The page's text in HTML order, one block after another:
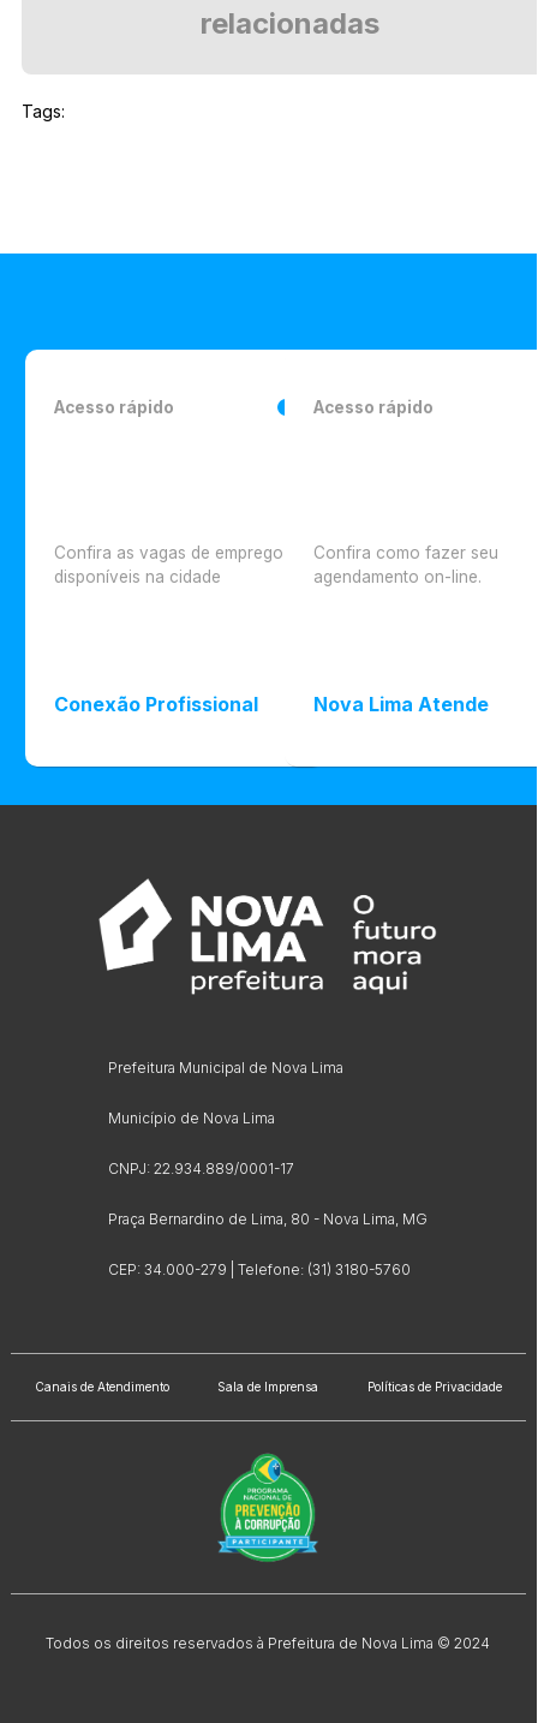
relacionadas
Tags:
Acesso rápido
Confira as vagas de emprego
disponíveis na cidade
Conexão Profissional
Acesso rápido
Confira como fazer seu
agendamento on-line.
Nova Lima Atende
Prefeitura Municipal de Nova Lima
Município de Nova Lima
CNPJ: 22.934.889/0001-17
Praça Bernardino de Lima, 80 - Nova Lima, MG
CEP: 34.000-279 | Telefone: (31) 3180-5760
Canais de Atendimento Sala de Imprensa Políticas de Privacidade
Todos os direitos reservados à Prefeitura de Nova Lima © 2024